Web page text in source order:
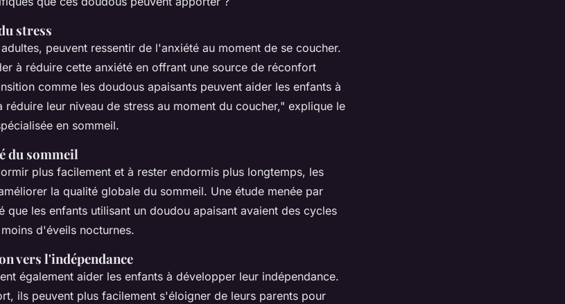
stress
peuvent ressentir de l'anxiété au moment de se coucher.
à réduire cette anxiété en offrant une source de réconfort
comme les doudous apaisants peuvent aider les enfants à
réduire leur niveau de stress au moment du coucher," explique le
en sommeil.
du sommeil
plus facilement et à rester endormis plus longtemps, les
la qualité globale du sommeil. Une étude menée par
que les enfants utilisant un doudou apaisant avaient des cycles
d'éveils nocturnes.
vers l'indépendance
également aider les enfants à développer leur indépendance.
ils peuvent plus facilement s'éloigner de leurs parents pour